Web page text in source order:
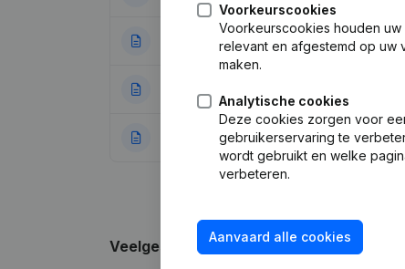
01-10-2012 Kapitaal -
16-06-2009
Veelgestelde vragen
Voorkeurscookies
Voorkeurscookies houden
relevant en afgestemd op uw
maken.
Analytische cookies
Deze cookies zorgen voor
gebruikerservaring te
wordt gebruikt en welke
verbeteren.
Aanvaard alle cookies